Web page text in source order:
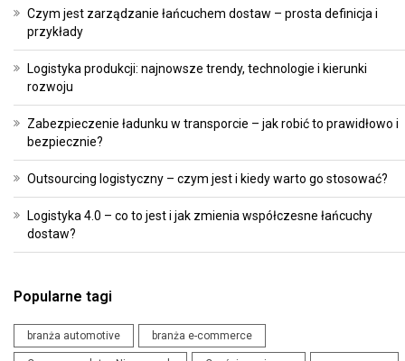
Czym jest zarządzanie łańcuchem dostaw – prosta definicja i
przykłady
Logistyka produkcji: najnowsze trendy, technologie i kierunki
rozwoju
Zabezpieczenie ładunku w transporcie – jak robić to prawidłowo i
bezpiecznie?
Outsourcing logistyczny – czym jest i kiedy warto go stosować?
Logistyka 4.0 – co to jest i jak zmienia współczesne łańcuchy
dostaw?
Popularne tagi
branża automotive branża e-commerce